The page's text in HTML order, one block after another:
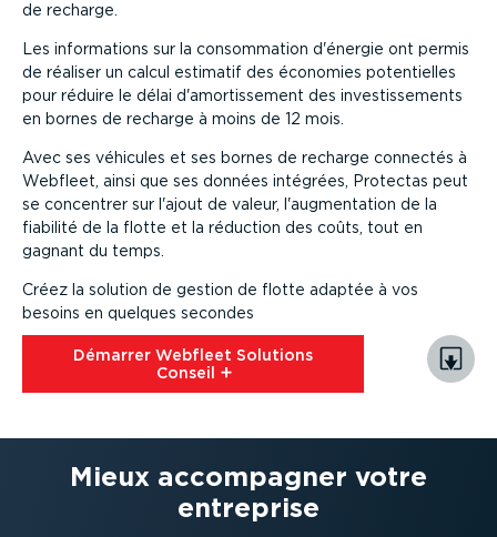
de recharge.
Les informations sur la consommation d'énergie ont permis
de réaliser un calcul estimatif des économies potentielles
pour réduire le délai d'amortissement des investissements
en bornes de recharge à moins de 12 mois.
Avec ses véhicules et ses bornes de recharge connectés à
Webfleet, ainsi que ses données intégrées, Protectas peut
se concentrer sur l'ajout de valeur, l'augmentation de la
fiabilité de la flotte et la réduction des coûts, tout en
gagnant du temps.
Créez la solution de gestion de flotte adaptée à vos
besoins en quelques secondes
Démarrer Webfleet Solutions
Conseil⁠
Mieux accompagner votre
entreprise